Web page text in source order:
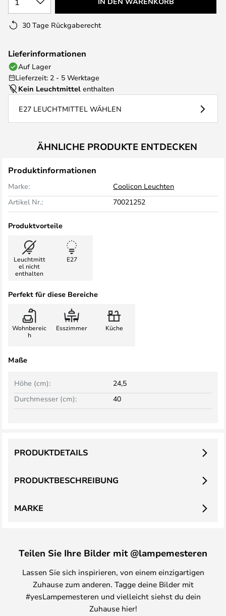
30 Tage Rückgaberecht
Lieferinformationen
Auf Lager
Lieferzeit: 2 - 5 Werktage
Kein Leuchtmittel enthalten
E27 LEUCHTMITTEL WÄHLEN
ÄHNLICHE PRODUKTE ENTDECKEN
Produktinformationen
Marke:
Coolicon Leuchten
Artikel Nr.:
70021252
Produktvorteile
Leuchtmitt
el nicht
enthalten
E27
Perfekt für diese Bereiche
Wohnbereic
h
Esszimmer Küche
Maße
Höhe (cm):
24,5
Durchmesser (cm):
40
PRODUKTBESCHREIBUNG
PRODUKTDETAILS
MARKE
Teilen Sie Ihre Bilder mit @lampemesteren
Lassen Sie sich inspirieren, von einem einzigartigen
Zuhause zum anderen. Tagge deine Bilder mit
#yesLampemesteren und vielleicht siehst du dein
Zuhause hier!